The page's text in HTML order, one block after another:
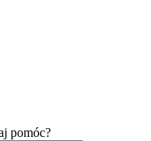
pomóc?